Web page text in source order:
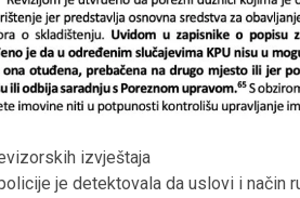
izvještaja
je detektovala da uslovi i način